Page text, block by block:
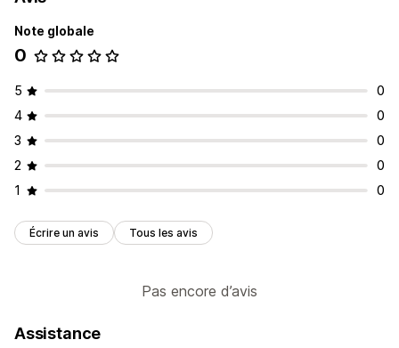
Note globale
0
5
0
4
0
3
0
2
0
1
0
Écrire un avis Tous les avis
Pas encore d’avis
Assistance